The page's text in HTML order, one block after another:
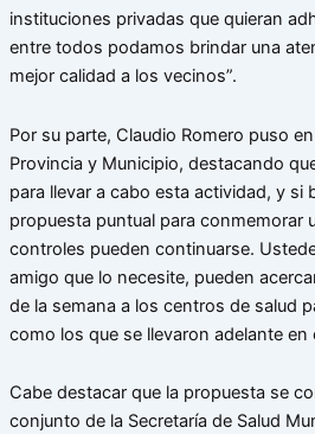
instituciones privadas que quieran
entre todos podamos brindar una
mejor calidad a los vecinos”.
Por su parte, Claudio Romero puso
Provincia y Municipio, destacando
para llevar a cabo esta actividad, y si
propuesta puntual para conmemorar
controles pueden continuarse.
amigo que lo necesite, pueden
de la semana a los centros de salud
como los que se llevaron adelante en
Cabe destacar que la propuesta se
conjunto de la Secretaría de Salud